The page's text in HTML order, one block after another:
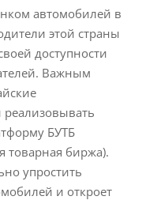
автомобилей в
этой страны
доступности
Важным
БУТБ
товарная биржа).
упростить
и откроет